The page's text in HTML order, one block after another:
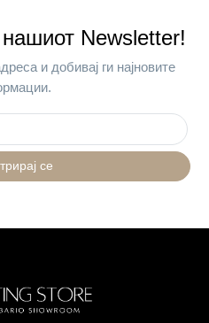
Newsletter!
и добивај ги најновите
се